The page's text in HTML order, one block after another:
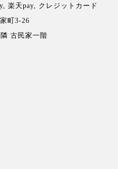
楽天pay, クレジットカード
町3-26
古民家一階